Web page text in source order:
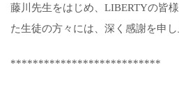
藤川先生をはじめ、LIBERTYの皆
た生徒の方々には、深く感謝を申し
***************************